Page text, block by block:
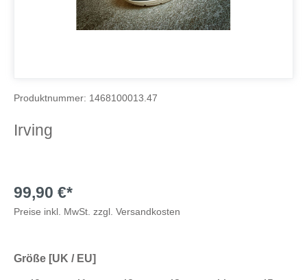
Irving
Produktnummer: 1468100013.47
99,90 €*
Preise inkl. MwSt. zzgl. Versandkosten
Größe [UK / EU]